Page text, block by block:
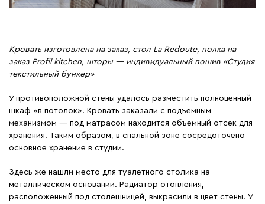
Кровать изготовлена на заказ, стол La Redoute, полка на
заказ Profil kitchen, шторы — индивидуальный пошив «Студия
текстильный бункер»
У противоположной стены удалось разместить полноценный
шкаф «в потолок». Кровать заказали с подъемным
механизмом — под матрасом находится объемный отсек для
хранения. Таким образом, в спальной зоне сосредоточено
основное хранение в студии.
Здесь же нашли место для туалетного столика на
металлическом основании. Радиатор отопления,
расположенный под столешницей, выкрасили в цвет стены. У